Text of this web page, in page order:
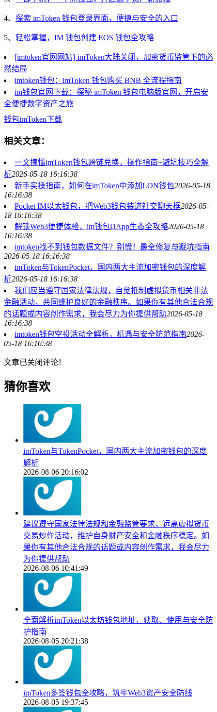
4、 探索 imToken 钱包登录界面，便捷与安全的入口
5、 轻松掌握，IM 钱包创建 EOS 钱包全攻略
[imtoken官网网站]-imToken大陆关闭，加密货币监管下的必
然结局
imtoken钱包：imToken 钱包购买 BNB 全流程指南
im钱包官网下载：探秘 imToken 钱包电脑版官网，开启安
全便捷数字资产之旅
钱包imToken下载
相关文章：
一文搞懂imToken钱包跨链兑换，操作指南+避坑技巧全解
析2026-05-18 16:16:38
新手实操指南，如何在imToken中添加LON钱包2026-05-18
16:16:38
Pocket IM以太钱包，把Web3钱包装进社交聊天框2026-05-
18 16:16:38
解锁Web3便捷体验，im钱包DApp生态全攻略2026-05-18
16:16:38
imtoken找不到钱包数据文件？别慌！最全修复与避坑指南
2026-05-18 16:16:38
imToken与TokenPocket，国内两大主流加密钱包的深度解
析2026-05-18 16:16:38
我们应当遵守国家法律法规，自觉抵制虚拟货币相关非法
金融活动，共同维护良好的金融秩序。如果你有其他合法合规
的话题或内容创作需求，我会尽力为你提供帮助2026-05-18
16:16:38
imtoken钱包空投活动全解析，机遇与安全防范指南2026-
05-18 16:16:38
文章已关闭评论！
猜你喜欢
imToken与TokenPocket，国内两大主流加密钱包的深度
解析
2026-08-06 20:16:02
建议遵守国家法律法规和金融监管要求，远离虚拟货币
交易炒作活动，维护自身财产安全和金融秩序稳定。如
果你有其他合法合规的话题或内容创作需求，我会尽力
为你提供帮助
2026-08-06 10:41:49
全面解析imToken以太坊钱包地址，获取、使用与安全防
护指南
2026-08-05 20:21:38
imToken多签钱包全攻略，筑牢Web3资产安全防线
2026-08-05 19:37:45